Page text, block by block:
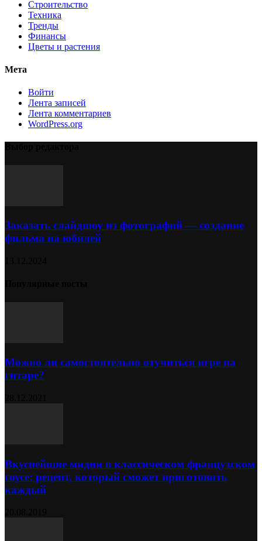
Строительство
Техника
Тренды
Финансы
Цветы и растения
Мета
Войти
Лента записей
Лента комментариев
WordPress.org
Заказать слайдшоу из фотографий — создание
фильма на юбилей
Можно ли самостоятельно отучиться игре на
гитаре?
Вкуснейшие мидии в классическом французском
соусе: рецепт, который сможет приготовить
каждый